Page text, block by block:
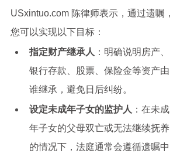
USxintuo.com 陈律师表示，通过遗嘱，
您可以实现以下目标：
指定财产继承人 ：明确说明房产、
银行存款、股票、保险金等资产由
谁继承，避免日后纠纷。
设定未成年子女的监护人 ：在未成
年子女的父母双亡或无法继续抚养
的情况下，法庭通常会遵循遗嘱中